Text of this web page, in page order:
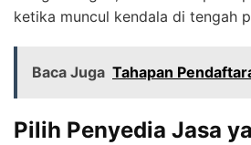
ketika muncul kendala di tengah
Baca Juga Tahapan
Pilih Penyedia Jasa